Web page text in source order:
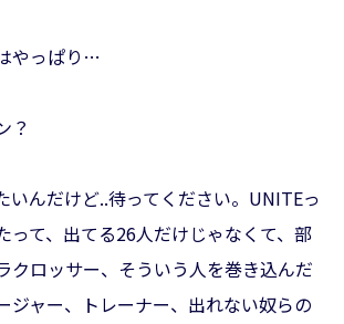
やっぱり…
？
いんだけど..待ってください。UNITEっ
って、出てる26人だけじゃなくて、部
クロッサー、そういう人を巻き込んだ
ジャー、トレーナー、出れない奴らの